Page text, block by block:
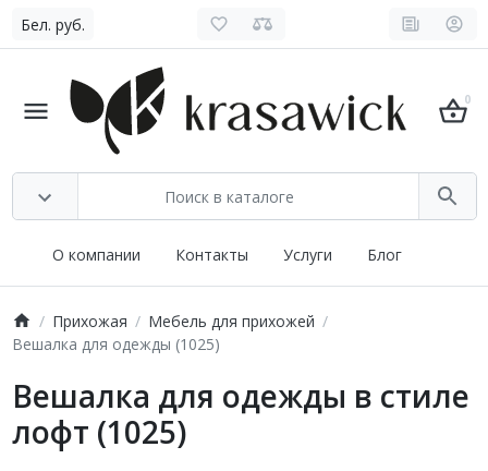
Бел. руб.
0
О компании Контакты Услуги Блог
Прихожая
Мебель для прихожей
Вешалка для одежды (1025)
Вешалка для одежды в стиле
лофт (1025)